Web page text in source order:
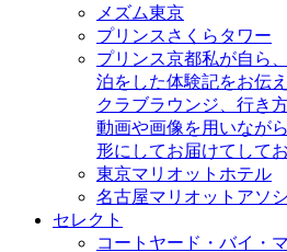
メズム東京
プリンスさくらタワー
プリンス京都私が自ら
泊をした体験記をお伝
クラブラウンジ、行き
動画や画像を用いなが
形にしてお届けてしてお
東京マリオットホテル
名古屋マリオットアソ
セレクト
コートヤード・バイ・